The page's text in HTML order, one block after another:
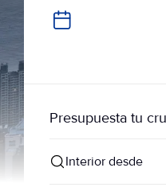
Presupuesta tu
Interior desde